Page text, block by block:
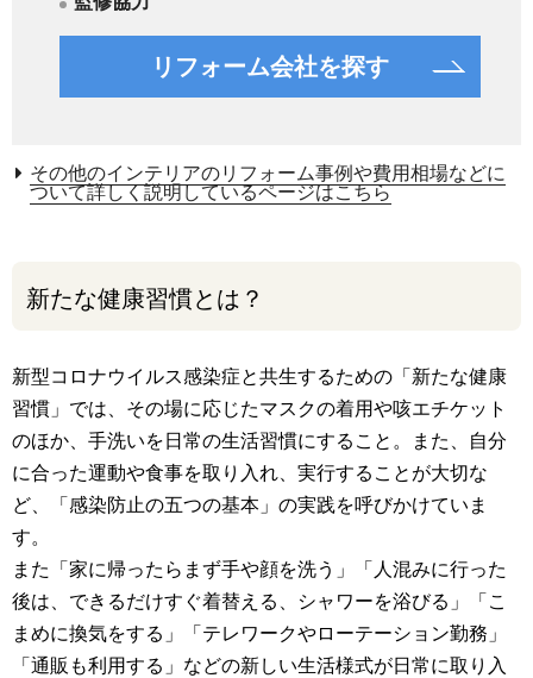
リフォーム会社を探す
その他のインテリアのリフォーム事例や費用相場などに
ついて詳しく説明しているページはこちら
新たな健康習慣とは？
新型コロナウイルス感染症と共生するための「新たな健康
習慣」では、その場に応じたマスクの着用や咳エチケット
のほか、手洗いを日常の生活習慣にすること。また、自分
に合った運動や食事を取り入れ、実行することが大切な
ど、「感染防止の五つの基本」の実践を呼びかけていま
す。
また「家に帰ったらまず手や顔を洗う」「人混みに行った
後は、できるだけすぐ着替える、シャワーを浴びる」「こ
まめに換気をする」「テレワークやローテーション勤務」
「通販も利用する」などの新しい生活様式が日常に取り入